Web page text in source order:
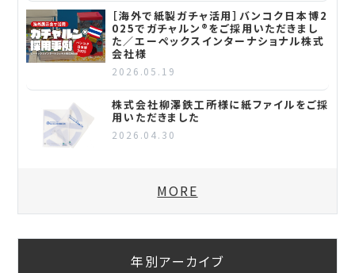
［海外で紙製ガチャ活用］バンコク日本博2
025でガチャルン®をご採用いただきまし
た／エーペックスインターナショナル株式
会社様
2026.05.19
株式会社柳澤鉄工所様に紙ファイルをご採
用いただきました
2026.04.30
MORE
年別アーカイブ